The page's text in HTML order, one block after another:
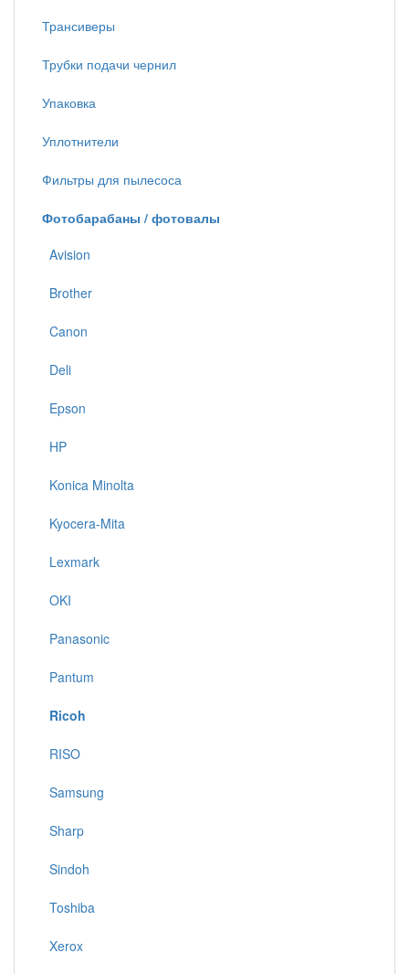
Трансиверы
Трубки подачи чернил
Упаковка
Уплотнители
Фильтры для пылесоса
Фотобарабаны / фотовалы
Avision
Brother
Canon
Deli
Epson
HP
Konica Minolta
Kyocera-Mita
Lexmark
OKI
Panasonic
Pantum
Ricoh
RISO
Samsung
Sharp
Sindoh
Toshiba
Xerox